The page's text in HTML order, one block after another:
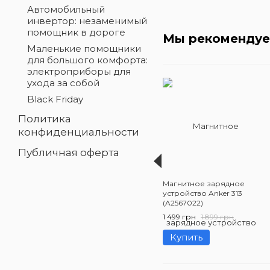
Мы
Магнитное зарядное
устройство Anker 313
(A2567022)
1 499 грн 1 899 грн
Купить
Автомобильный
инвертор: незаменимый
помощник в дороге
Маленькие помощники
для большого комфорта:
электроприборы для
ухода за собой
Black Friday
Политика
конфиденциальности
Публичная оферта